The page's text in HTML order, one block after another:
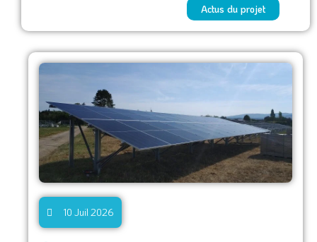
Actus du projet
10 Juil 2026